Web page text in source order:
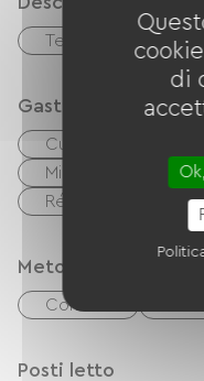
Terreno privato
Gastronomia
Cucina indipendente
Microonde
Réfrigérateur
Metodi di
Controlli
Posti letto
di